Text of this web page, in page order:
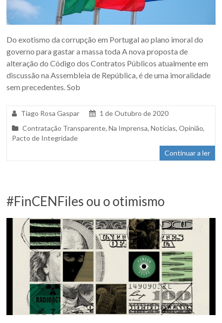
Do exotismo da corrupção em Portugal ao plano imoral do
governo para gastar a massa toda A nova proposta de
alteração do Código dos Contratos Públicos atualmente em
discussão na Assembleia de República, é de uma imoralidade
sem precedentes. Sob
Tiago Rosa Gaspar
1 de Outubro de 2020
Contratação Transparente,Na Imprensa,Notícias,Opinião,
Pacto de Integridade
Continuar a ler
#FinCENFiles ou o otimismo